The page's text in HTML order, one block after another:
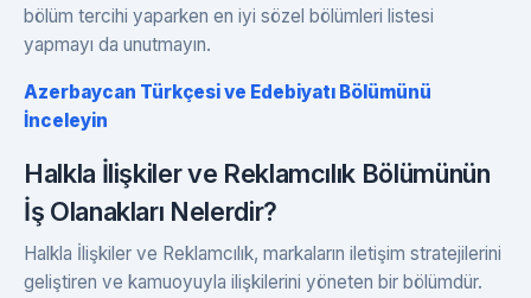
bölüm tercihi yaparken en iyi sözel bölümleri listesi
yapmayı da unutmayın.
Azerbaycan Türkçesi ve Edebiyatı Bölümünü
İnceleyin
Halkla İlişkiler ve Reklamcılık Bölümünün
İş Olanakları Nelerdir?
Halkla İlişkiler ve Reklamcılık, markaların iletişim stratejilerini
geliştiren ve kamuoyuyla ilişkilerini yöneten bir bölümdür.